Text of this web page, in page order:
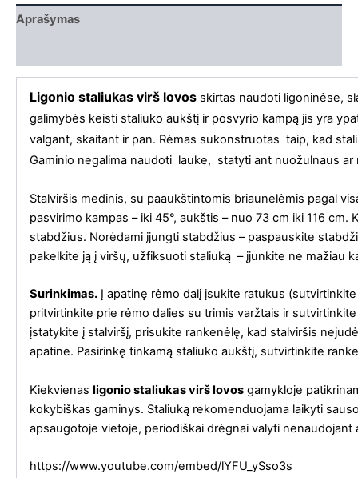
Aprašymas
Ligonio staliukas virš lovos skirtas naudoti ligoninėse,
galimybės keisti staliuko aukštį ir posvyrio kampą jis yra
valgant, skaitant ir pan. Rėmas sukonstruotas taip, kad
Gaminio negalima naudoti lauke, statyti ant nuožulnaus ar
Stalviršis medinis, su paaukštintomis briaunelėmis pagal
pasvirimo kampas – iki 45°, aukštis – nuo 73 cm iki 116
stabdžius. Norėdami įjungti stabdžius – paspauskite
pakelkite ją į viršų, užfiksuoti staliuką – įjunkite ne mažiau
Surinkimas. Į apatinę rėmo dalį įsukite ratukus
pritvirtinkite prie rėmo dalies su trimis varžtais ir
įstatykite į stalviršį, prisukite rankenėlę, kad stalviršis
apatine. Pasirinkę tinkamą staliuko aukštį, sutvirtinkite
Kiekvienas ligonio staliukas virš lovos gamykloje
kokybiškas gaminys. Staliuką rekomenduojama laikyti
apsaugotoje vietoje, periodiškai drėgnai valyti nenaudojant
https://www.youtube.com/embed/lYFU_ySso3s